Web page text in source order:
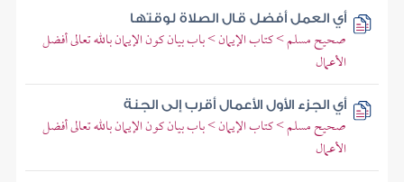
أي العمل أفضل قال الصلاة لوقتها
صحيح مسلم > كتاب الإيمان > باب بيان كون الإيمان بالله تعالى أفضل
الأعمال
أي الجزء الأول الأعمال أقرب إلى الجنة
صحيح مسلم > كتاب الإيمان > باب بيان كون الإيمان بالله تعالى أفضل
الأعمال